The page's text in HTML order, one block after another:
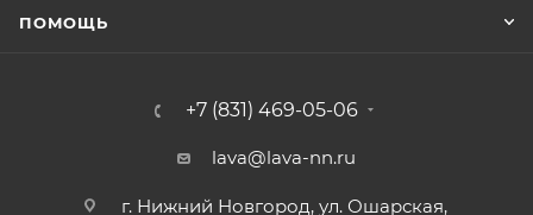
ПОМОЩЬ
+7 (831) 469-05-06
lava@lava-nn.ru
г. Нижний Новгород, ул. Ошарская,